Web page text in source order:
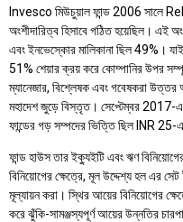
Invesco মিউচুয়াল ফান্ড 2006 সালে
অংশীদারিত্ব হিসাবে গঠিত হয়েছিল। এই
এবং ইনভেস্কোর মালিকানা ছিল 49%।
51% শেয়ার ক্রয় করে কোম্পানির উপর
ম্যানেজার, বিশ্লেষক এবং গবেষকরা উত্তর
মহাদেশ জুড়ে বিস্তৃত। সেপ্টেম্বর 2017-
ফান্ডের গড় সম্পদের ভিত্তি ছিল INR 25-
ফান্ড হাউস তার ইক্যুইটি এবং ঋণ
বিনিয়োগের ক্ষেত্রে, মূল উদ্দেশ্য হল এর সেট
মূল্যায়ন করা। স্থির আয়ের বিনিয়োগের
করে ঝুঁকি-সামঞ্জস্যপূর্ণ আয়ের উন্নতির